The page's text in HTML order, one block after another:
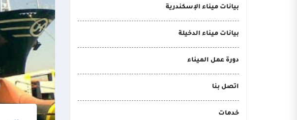
بيانات ميناء الإسكندرية
بيانات ميناء الدخيلة
دورة عمل الميناء
اتصل بنا
خدمات